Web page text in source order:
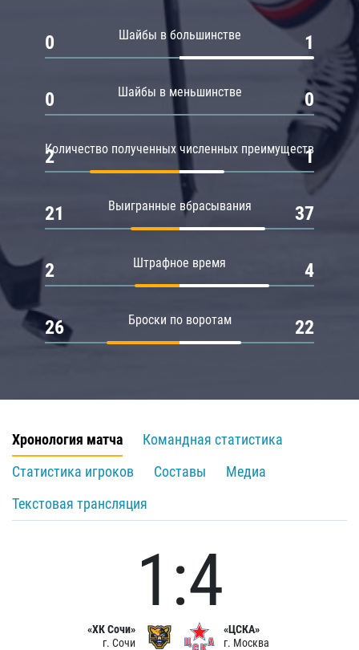
Шайбы в большинстве
0 1
Шайбы в меньшинстве
0 0
Количество полученных численных преимуществ
2 1
Выигранные вбрасывания
21 37
Штрафное время
2 4
Броски по воротам
26 22
Хронология матча
Командная статистика
Статистика игроков
Составы
Медиа
Текстовая трансляция
«ХК Сочи»
г. Сочи
1:4
«ЦСКА»
г. Москва